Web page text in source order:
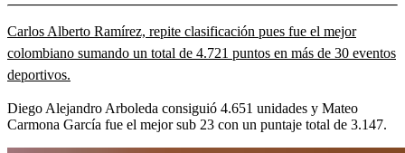
Carlos Alberto Ramírez, repite clasificación pues fue el mejor
colombiano sumando un total de 4.721 puntos en más de 30 eventos
deportivos.
Diego Alejandro Arboleda consiguió 4.651 unidades y Mateo
Carmona García fue el mejor sub 23 con un puntaje total de 3.147.